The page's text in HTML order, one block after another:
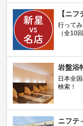
【ニ
行って
（全10
岩盤浴
日本全
検索！
ニフテ